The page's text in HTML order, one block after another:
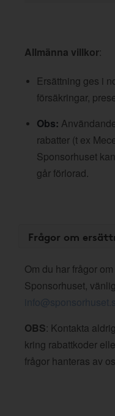
Allmänna villkor:
Ersättning ges i
försäkringar,
Obs:
rabatter (t ex
Sponsorhuset
går förlorad.
Frågor om
Om du har frågor
Sponsorhuset,
OBS: Kontakta
kring rabattkoder
frågor hanteras av